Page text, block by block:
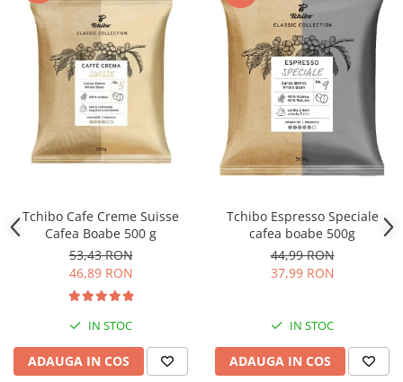
Tchibo Cafe Creme Suisse
Cafea Boabe 500 g
53,43 RON
46,89 RON
IN STOC
ADAUGA IN COS
Tchibo Espresso Speciale
cafea boabe 500g
44,99 RON
37,99 RON
IN STOC
ADAUGA IN COS